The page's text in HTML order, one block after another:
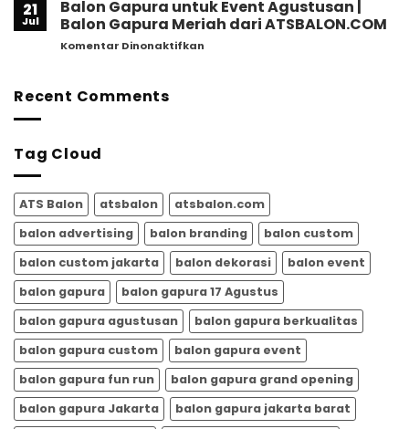
Agustusan
2026,
untuk
Event
21
Jul
Balon Gapura untuk Event Agustusan |
Balon Gapura Meriah dari ATSBALON.COM
Komentar Dinonaktifkan
dari
ATSBALON.COM
Recent Comments
Tag Cloud
ATS Balon atsbalon
atsbalon.com
balon advertising
balon branding
balon custom
balon custom jakarta
balon dekorasi
balon event
balon gapura
balon gapura 17 Agustus
balon gapura agustusan
balon gapura berkualitas
balon gapura custom
balon gapura event
balon gapura fun run
balon gapura grand opening
balon gapura Jakarta
balon gapura jakarta barat